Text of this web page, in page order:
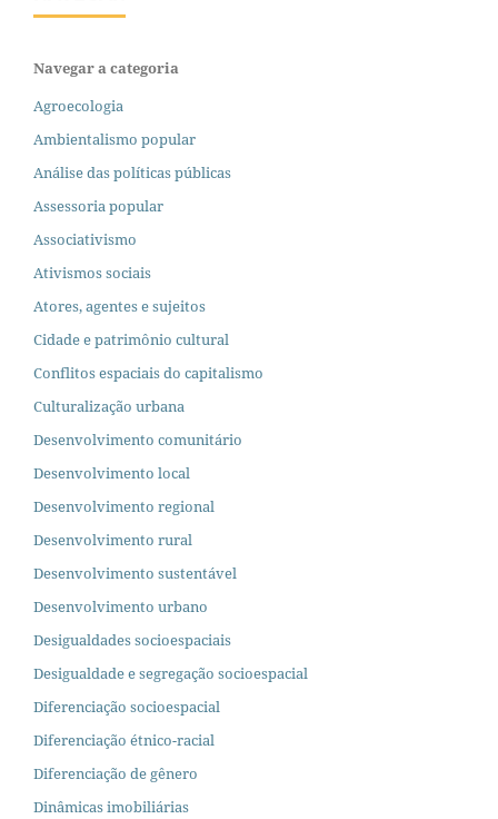
Navegar a categoria
Agroecologia
Ambientalismo popular
Análise das políticas públicas
Assessoria popular
Associativismo
Ativismos sociais
Atores, agentes e sujeitos
Cidade e patrimônio cultural
Conflitos espaciais do capitalismo
Culturalização urbana
Desenvolvimento comunitário
Desenvolvimento local
Desenvolvimento regional
Desenvolvimento rural
Desenvolvimento sustentável
Desenvolvimento urbano
Desigualdades socioespaciais
Desigualdade e segregação socioespacial
Diferenciação socioespacial
Diferenciação étnico-racial
Diferenciação de gênero
Dinâmicas imobiliárias